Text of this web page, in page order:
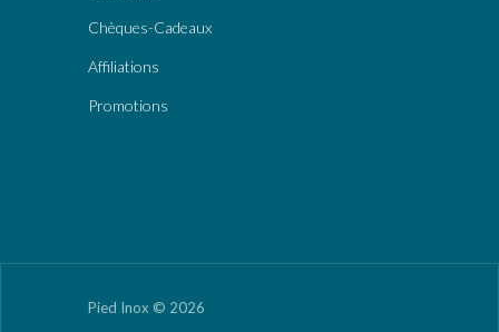
Chèques-Cadeaux
Affiliations
Promotions
Pied Inox © 2026